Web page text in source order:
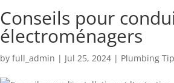
Conseils pour
électroménagers
byfull_admin | Jul 25, 2024 | Plumbing